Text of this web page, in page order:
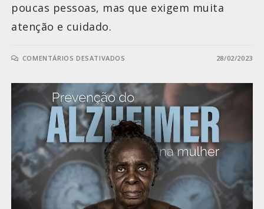
poucas pessoas, mas que exigem muita
atenção e cuidado.
COMENTÁRIOS DESATIVADOS 28/02/2023